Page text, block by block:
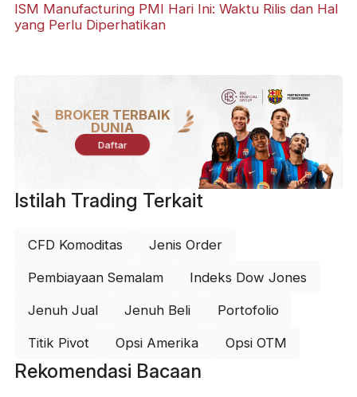
ISM Manufacturing PMI Hari Ini: Waktu Rilis dan Hal
yang Perlu Diperhatikan
BROKER TERBAIK
DUNIA
Daftar
Istilah Trading Terkait
CFD Komoditas Jenis Order
Pembiayaan Semalam Indeks Dow Jones
Jenuh Jual Jenuh Beli Portofolio
Titik Pivot Opsi Amerika Opsi OTM
Rekomendasi Bacaan